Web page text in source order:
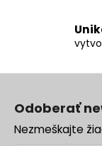
Odoberať
Nezmeškajte